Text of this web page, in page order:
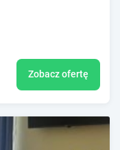
Zobacz ofertę